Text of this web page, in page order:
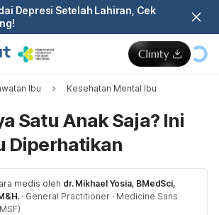
Depresi Setelah Lahiran, Cek
Ibu Kesehatan Mental Ibu
Satu Anak Saja? Ini
Diperhatikan
medis oleh dr. Mikhael Yosia, BMedSci,
· General Practitioner · Medicine Sans